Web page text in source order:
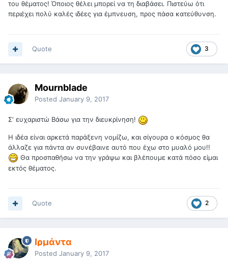
του θέματος! Όποιος θέλει μπορεί να τη διαβάσει. Πιστεύω ότι
περιέχει πολύ καλές ιδέες για έμπνευση, προς πάσα κατεύθυνση.
3
Quote
Mournblade
Posted January 9, 2017
Σ' ευχαριστώ Βάσω για την διευκρίνηση!
Η ιδέα είναι αρκετά παράξενη νομίζω, και σίγουρα ο κόσμος θα
άλλαζε για πάντα αν συνέβαινε αυτό που έχω στο μυαλό μου!!
Θα προσπαθήσω να την γράψω και βλέπουμε κατά πόσο είμαι
εκτός θέματος.
2
Quote
Ιρμάντα
Posted January 9, 2017